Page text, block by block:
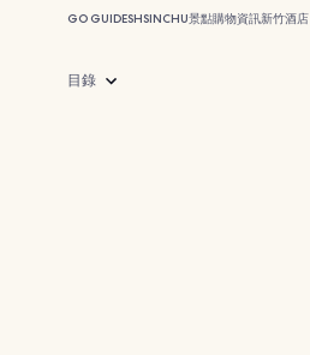
GO GUIDESHSINCHU景點購物資訊新竹酒店
目錄